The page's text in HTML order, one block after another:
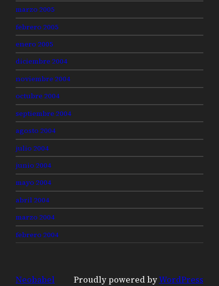
marzo 2005
febrero 2005
enero 2005
diciembre 2004
noviembre 2004
octubre 2004
septiembre 2004
agosto 2004
julio 2004
junio 2004
mayo 2004
abril 2004
marzo 2004
febrero 2004
Neobabel Proudly powered byWordPress